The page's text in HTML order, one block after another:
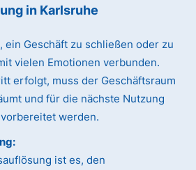
in Karlsruhe
ein Geschäft zu schließen oder zu
vielen Emotionen verbunden.
erfolgt, muss der Geschäftsraum
und für die nächste Nutzung
werden.
ist es, den